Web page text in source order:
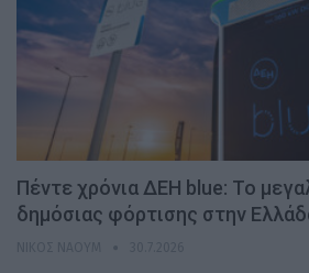
Πέντε χρόνια ΔΕΗ blue: Το
δημόσιας φόρτισης στην